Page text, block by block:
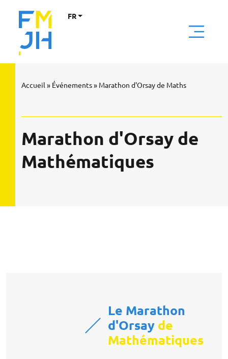
FR
Accueil » Événements» Marathon d'Orsay de Maths
Marathon d'Orsay de
Mathématiques
Le Marathon
d'Orsay de
Mathématiques